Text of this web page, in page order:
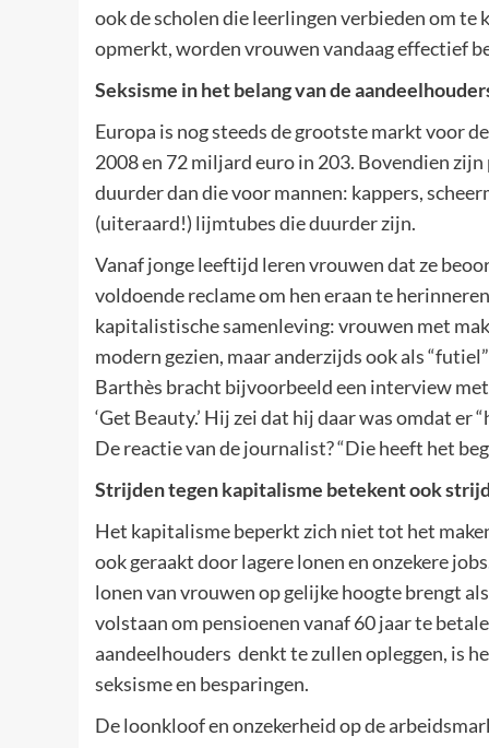
ook de scholen die leerlingen verbieden om te
opmerkt, worden vrouwen vandaag effectief
Seksisme in het belang van de
Europa is nog steeds de grootste markt voor
2008 en 72 miljard euro in 203. Bovendien
duurder dan die voor mannen: kappers,
(uiteraard!) lijmtubes die duurder zijn.
Vanaf jonge leeftijd leren vrouwen dat ze
voldoende reclame om hen eraan te
kapitalistische samenleving: vrouwen met
modern gezien, maar anderzijds ook als
Barthès bracht bijvoorbeeld een interview
‘Get Beauty.’ Hij zei dat hij daar was omdat er
De reactie van de journalist? “Die heeft het
Strijden tegen kapitalisme betekent ook
Het kapitalisme beperkt zich niet tot het
ook geraakt door lagere lonen en onzekere
lonen van vrouwen op gelijke hoogte brengt
volstaan om pensioenen vanaf 60 jaar te
aandeelhouders denkt te zullen opleggen, is
seksisme en besparingen.
De loonkloof en onzekerheid op de